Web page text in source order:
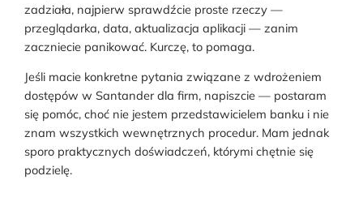
zadziała, najpierw sprawdźcie proste rzeczy —
przeglądarka, data, aktualizacja aplikacji — zanim
zaczniecie panikować. Kurczę, to pomaga.
Jeśli macie konkretne pytania związane z wdrożeniem
dostępów w Santander dla firm, napiszcie — postaram
się pomóc, choć nie jestem przedstawicielem banku i nie
znam wszystkich wewnętrznych procedur. Mam jednak
sporo praktycznych doświadczeń, którymi chętnie się
podzielę.